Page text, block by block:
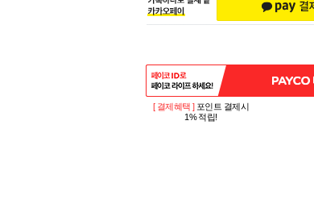
[ 결제혜택 ] 포인트 결제시
1% 적립!